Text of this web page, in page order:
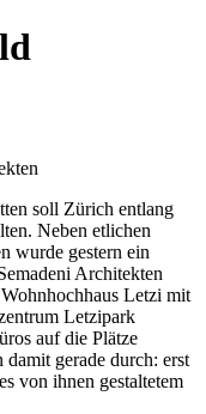
soll Zürich entlang
Neben etlichen
wurde gestern ein
Architekten
Letzi mit
Letzipark
auf die Plätze
gerade durch: erst
von ihnen gestaltetem